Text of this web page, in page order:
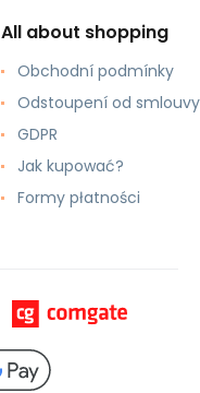
All about shopping
Obchodní podmínky
Odstoupení od smlouvy
GDPR
Jak kupować?
Formy płatności